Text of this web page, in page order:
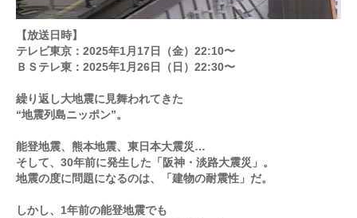
【放送日時】
テレビ東京：2025年1月17日（金）22:10〜
ＢＳテレ東：2025年1月26日（日）22:30〜
繰り返し大地震に見舞われてきた
“地震列島ニッポン”。
能登地震、熊本地震、東日本大震災…
そして、30年前に発生した「阪神・淡路大震災」。
地震の度に問題になるのは、「建物の耐震性」だ。
しかし、1年前の能登地震でも